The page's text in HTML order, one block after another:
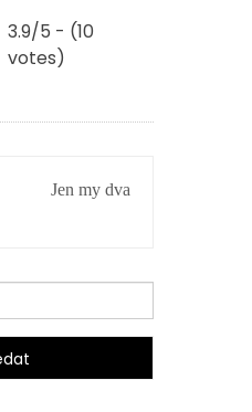
3.9/5 - (10
votes)
Jen my dva